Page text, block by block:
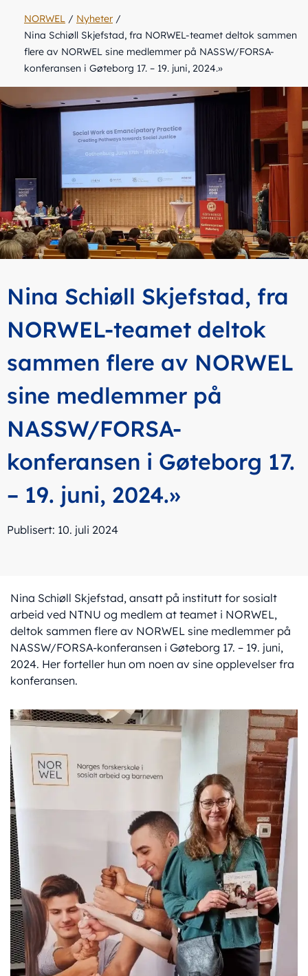
NORWEL / Nyheter /
Nina Schiøll Skjefstad, fra NORWEL-teamet deltok sammen
flere av NORWEL sine medlemmer på NASSW/FORSA-
konferansen i Gøteborg 17. – 19. juni, 2024.»
Nina Schiøll Skjefstad, fra
NORWEL-teamet deltok
sammen flere av NORWEL
sine medlemmer på
NASSW/FORSA-
konferansen i Gøteborg 17.
– 19. juni, 2024.»
Publisert: 10. juli 2024
Nina Schiøll Skjefstad, ansatt på institutt for sosialt
arbeid ved NTNU og medlem at teamet i NORWEL,
deltok sammen flere av NORWEL sine medlemmer på
NASSW/FORSA-konferansen i Gøteborg 17. – 19. juni,
2024. Her forteller hun om noen av sine opplevelser fra
konferansen.